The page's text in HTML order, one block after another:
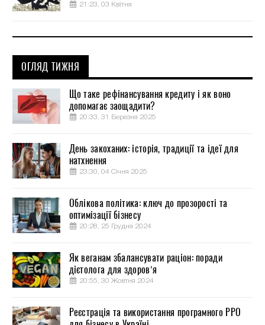
21:23, 03 Квітня
ОГЛЯД ТИЖНЯ
Що таке рефінансування кредиту і як воно
допомагає заощадити?
20:33, 31 Березня 2025
День закоханих: історія, традиції та ідеї для
натхнення
23:30, 04 Січня 2025
Облікова політика: ключ до прозорості та
оптимізації бізнесу
20:28, 25 Грудня 2024
Як веганам збалансувати раціон: поради
дієтолога для здоров’я
20:55, 30 Жовтня 2024
Реєстрація та використання програмного РРО